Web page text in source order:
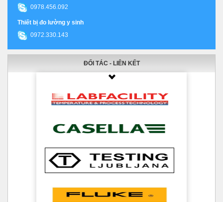
0978.456.092
Thiết bị đo lường y sinh
0972.330.143
ĐỐI TÁC - LIÊN KẾT